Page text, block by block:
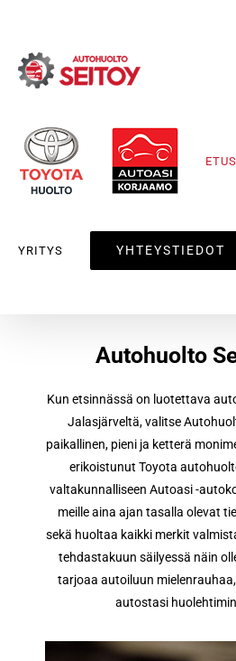
content
YRITYS YHTEYSTIEDOT
Autohuolto
Kun etsinnässä on luotettava
Jalasjärveltä, valitse
paikallinen, pieni ja ketterä
erikoistunut Toyota
valtakunnalliseen Autoasi -
meille aina ajan tasalla olevat
sekä huoltaa kaikki merkit
tehdastakuun säilyessä näin
tarjoaa autoiluun
autostasi